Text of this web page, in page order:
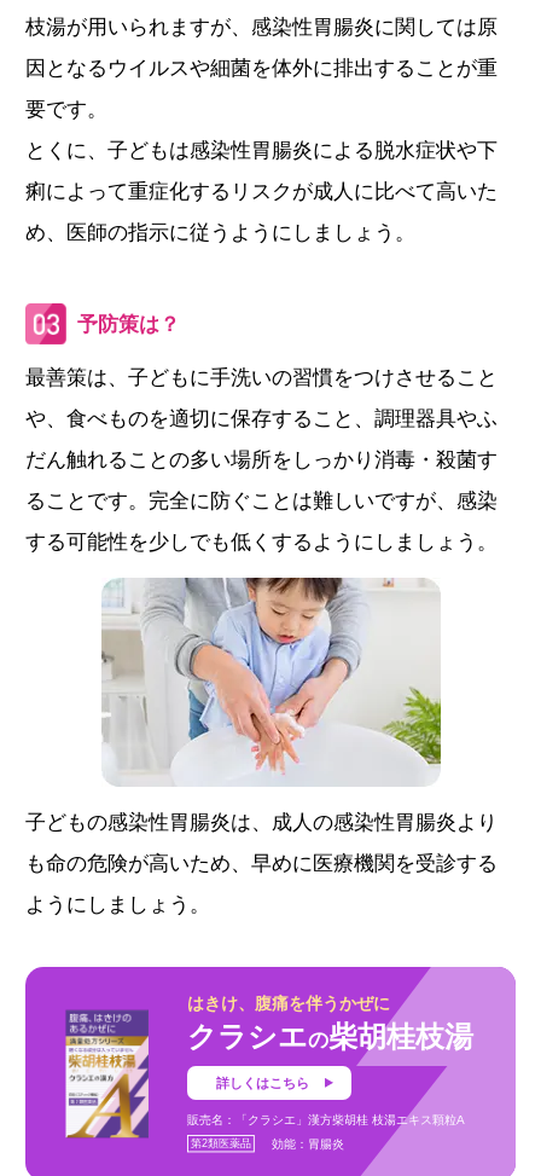
枝湯が用いられますが、感染性胃腸炎に関しては原
因となるウイルスや細菌を体外に排出することが重
要です。
とくに、子どもは感染性胃腸炎による脱水症状や下
痢によって重症化するリスクが成人に比べて高いた
め、医師の指示に従うようにしましょう。
予防策は？
最善策は、子どもに手洗いの習慣をつけさせること
や、食べものを適切に保存すること、調理器具やふ
だん触れることの多い場所をしっかり消毒・殺菌す
ることです。完全に防ぐことは難しいですが、感染
する可能性を少しでも低くするようにしましょう。
子どもの感染性胃腸炎は、成人の感染性胃腸炎より
も命の危険が高いため、早めに医療機関を受診する
ようにしましょう。
はきけ、腹痛を伴うかぜに
クラシエの柴胡桂枝湯
詳しくはこちら
販売名：「クラシエ」漢方柴胡桂 枝湯エキス顆粒A
第2類医薬品 効能：胃腸炎